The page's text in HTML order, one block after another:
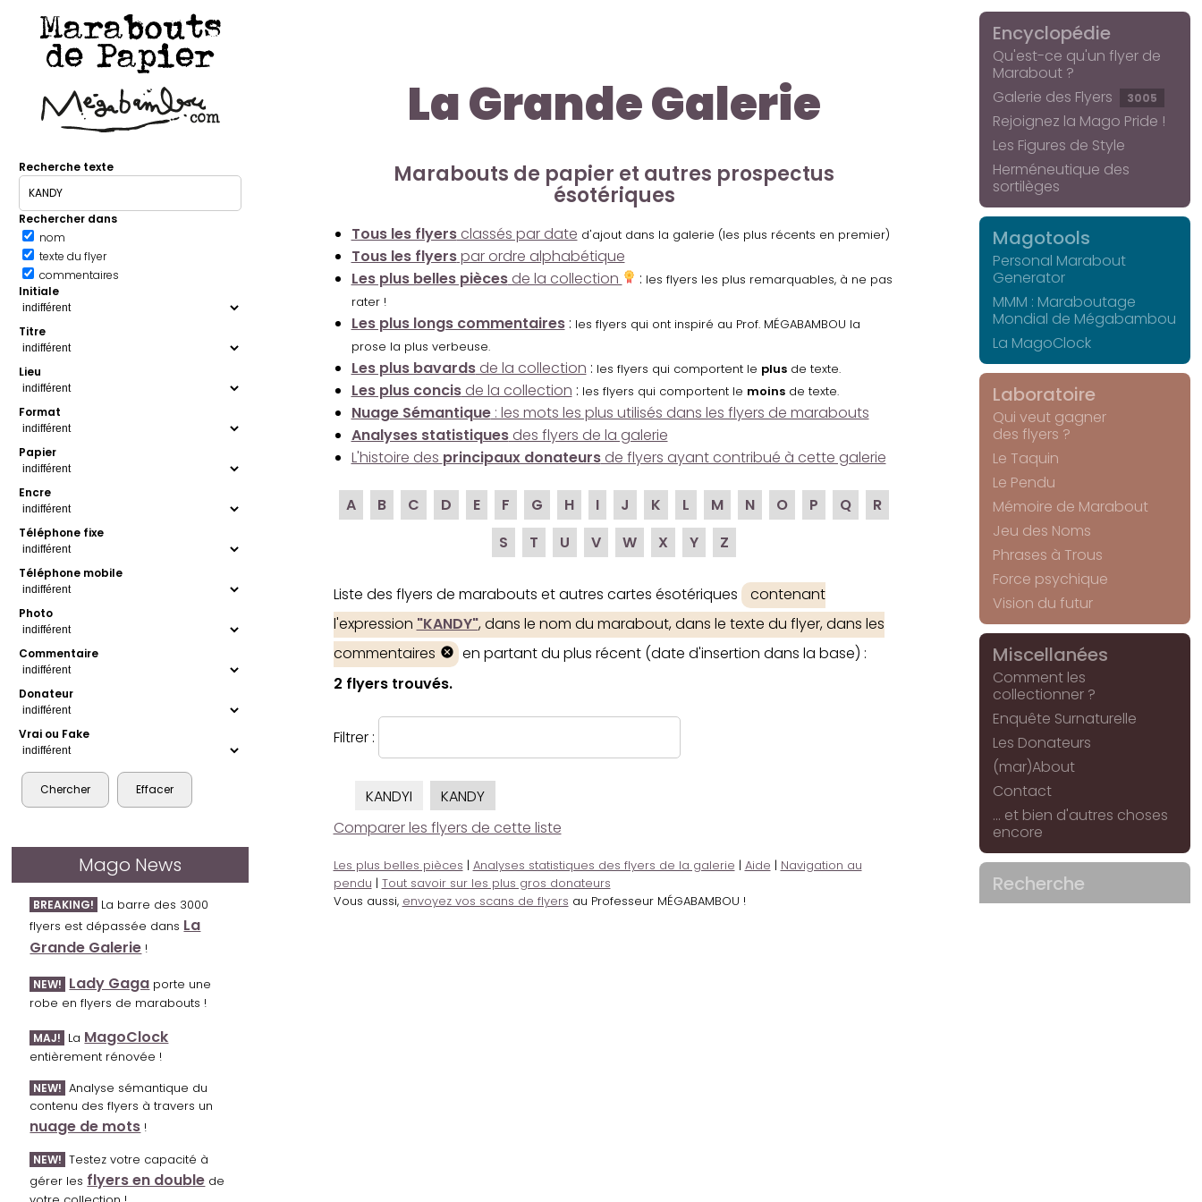
Marabouts
de Papier
Recherche texte
Rechercher dans
nom
texte du flyer
commentaires
Initiale
Titre
Lieu
Format
Papier
Encre
Téléphone fixe
Téléphone mobile
Photo
Commentaire
Donateur
Vrai ou Fake
Mago News
BREAKING! La barre des 3000
flyers est dépassée dans La
Grande Galerie !
NEW! Lady Gaga porte une
robe en flyers de marabouts !
MAJ! La MagoClock
entièrement rénovée !
NEW! Analyse sémantique du
contenu des flyers à travers un
nuage de mots !
NEW! Testez votre capacité à
gérer les flyers en double de
La Grande Galerie
Marabouts de papier et autres prospectus
ésotériques
Tous les flyersclassés par date d'ajout dans la galerie (les plus récents en premier)
Tous les flyerspar ordre alphabétique
Les plus belles piècesde la collection : les flyers les plus remarquables, à ne pas
rater !
Les plus longs commentaires: les flyers qui ont inspiré au Prof. MÉGABAMBOU la
prose la plus verbeuse.
Les plus bavardsde la collection : les flyers qui comportent le plusde texte.
Les plus concisde la collection : les flyers qui comportent le moinsde texte.
Nuage Sémantique: les mots les plus utilisés dans les flyers de marabouts
Analyses statistiquesdes flyers de la galerie
L'histoire des principaux donateursde flyers ayant contribué à cette galerie
A B C D E F G H I J K L M N O P Q
R
S
T U V W X Y Z
Liste des flyers de marabouts et autres cartes ésotériques
contenant
l'expression "KANDY", dans le nom du marabout, dans le texte du flyer, dans les
commentaires
en partant du plus récent (date d'insertion dans la base) :
2 flyers trouvés.
Filtrer :
KANDYI
KANDY
Comparer les flyers de cette liste
Les plus belles pièces | Analyses statistiques des flyers de la galerie | Aide | Navigation au
pendu | Tout savoir sur les plus gros donateurs
Vous aussi, envoyez vos scans de flyers au Professeur MÉGABAMBOU !
Encyclopédie
Qu'est-ce qu'un flyer de
Marabout ?
Galerie des Flyers
3005
Rejoignez la Mago Pride !
Les Figures de Style
Herméneutique des
sortilèges
Magotools
Personal Marabout
Generator
MMM : Maraboutage
Mondial de Mégabambou
La MagoClock
Laboratoire
Qui veut gagner
des flyers ?
Le Taquin
Le Pendu
Mémoire de Marabout
Jeu des Noms
Phrases à Trous
Force psychique
Vision du futur
Miscellanées
Comment les
collectionner ?
Enquête Surnaturelle
Les Donateurs
(mar)About
Contact
... et bien d'autres choses
encore
Recherche